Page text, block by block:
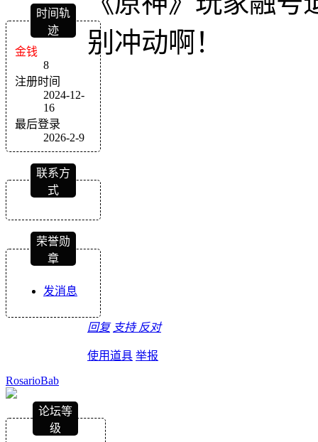
时间轨
迹
金钱
8
注册时间
2024-12-
16
最后登录
2026-2-9
联系方
式
荣誉勋
章
发消息
别冲动啊！
回复 支持 反对
使用道具 举报
RosarioBab
论坛等
级